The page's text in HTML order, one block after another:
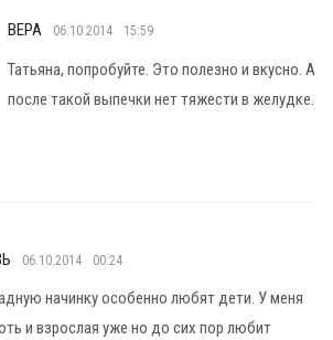
ВЕРА 06.10.2014 15:59
Татьяна, попробуйте. Это полезно и вкусно. А
после такой выпечки нет тяжести в желудке.
06.10.2014 00:24
начинку особенно любят дети. У меня
и взрослая уже но до сих пор любит